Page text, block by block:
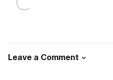
Leave a Comment